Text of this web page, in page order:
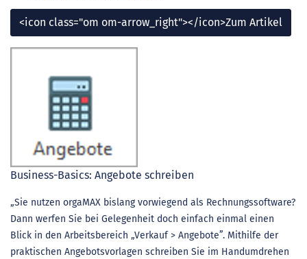
<icon class="om om-arrow_right"></icon>Zum Artikel
Business-Basics: Angebote schreiben
„Sie nutzen orgaMAX bislang vorwiegend als Rechnungssoftware?
Dann werfen Sie bei Gelegenheit doch einfach einmal einen
Blick in den Arbeitsbereich „Verkauf > Angebote”. Mithilfe der
praktischen Angebotsvorlagen schreiben Sie im Handumdrehen